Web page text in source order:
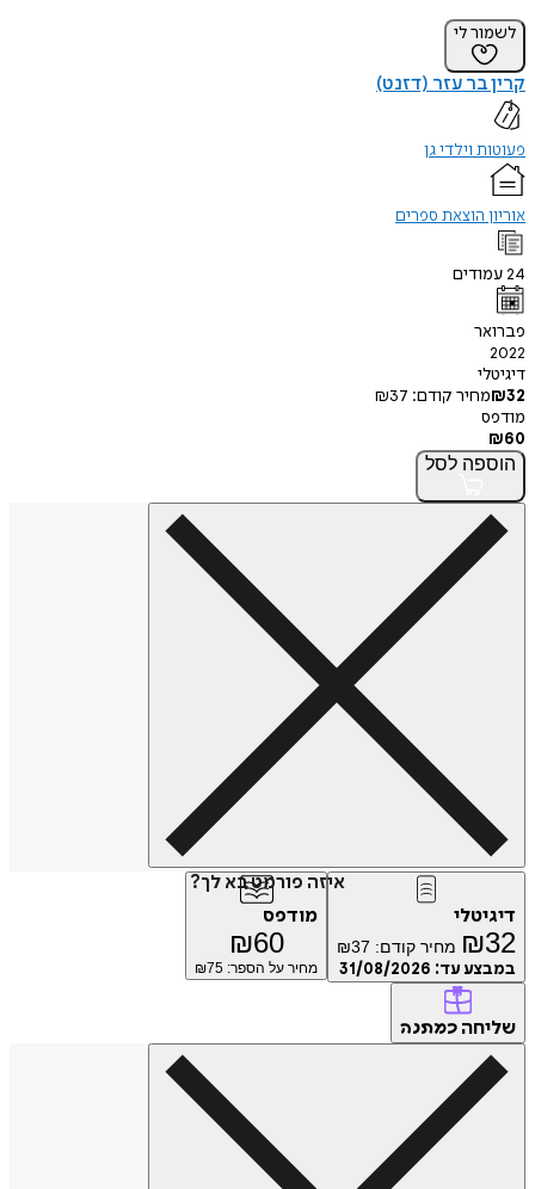
לשמור לי
קרין בר עזר (דזנט)
פעוטות וילדי גן
אוריון הוצאת ספרים
24עמודים
פברואר
2022
דיגיטלי
₪32 מחיר קודם: ₪37
מודפס
₪60
הוספה לסל
איזה פורמט בא לך?
דיגיטלי
₪32 מחיר קודם: ₪37
במבצע עד: 31/08/2026
מודפס
₪60
מחיר על הספר: ₪ 75
שליחה כמתנה